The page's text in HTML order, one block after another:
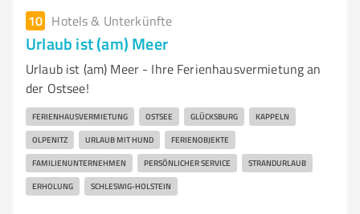
10 Hotels & Unterkünfte
Urlaub ist (am) Meer
Urlaub ist (am) Meer - Ihre Ferienhausvermietung an
der Ostsee!
FERIENHAUSVERMIETUNG OSTSEE GLÜCKSBURG KAPPELN
OLPENITZ URLAUB MIT HUND FERIENOBJEKTE
FAMILIENUNTERNEHMEN PERSÖNLICHER SERVICE STRANDURLAUB
ERHOLUNG SCHLESWIG-HOLSTEIN